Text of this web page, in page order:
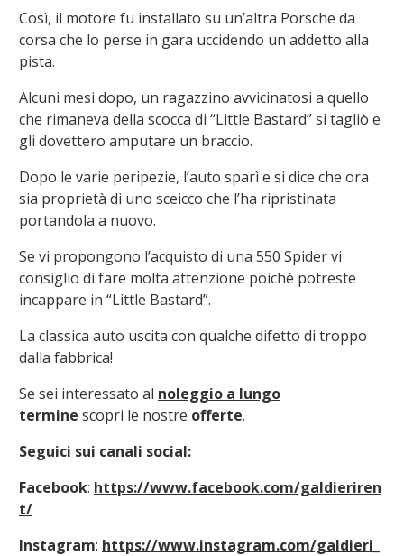
Così, il motore fu installato su un’altra Porsche da
corsa che lo perse in gara uccidendo un addetto alla
pista.
Alcuni mesi dopo, un ragazzino avvicinatosi a quello
che rimaneva della scocca di “Little Bastard” si tagliò e
gli dovettero amputare un braccio.
Dopo le varie peripezie, l’auto sparì e si dice che ora
sia proprietà di uno sceicco che l’ha ripristinata
portandola a nuovo.
Se vi propongono l’acquisto di una 550 Spider vi
consiglio di fare molta attenzione poiché potreste
incappare in “Little Bastard”.
La classica auto uscita con qualche difetto di troppo
dalla fabbrica!
Se sei interessato al noleggio a lungo
termine scopri le nostre offerte.
Seguici sui canali social:
Facebook: https://www.facebook.com/galdieriren
t/
Instagram: https://www.instagram.com/galdieri_